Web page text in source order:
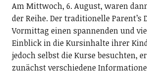
Am Mittwoch, 6. August, waren
der Reihe. Der traditionelle Parent’s
Vormittag einen spannenden und
Einblick in die Kursinhalte ihrer
jedoch selbst die Kurse besuchten,
zunächst verschiedene